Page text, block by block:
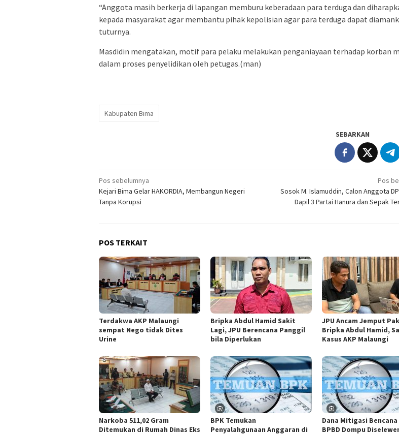
“Anggota masih berkerja di lapangan memburu keberadaan para terduga dan
kepada masyarakat agar membantu pihak kepolisian agar para terduga dapat
tuturnya.
Masdidin mengatakan, motif para pelaku melakukan penganiayaan terhadap korban
dalam proses penyelidikan oleh petugas.(man)
Kabupaten Bima
SEBARKAN
Navigasi
pos
Pos sebelumnya
Kejari Bima Gelar HAKORDIA, Membangun Negeri
Tanpa Korupsi
Pos
Sosok M. Islamuddin, Calon Anggota
Dapil 3 Partai Hanura dan Sepak
POS TERKAIT
Terdakwa AKP Malaungi
sempat Nego tidak Dites
Urine
Bripka Abdul Hamid Sakit
Lagi, JPU Berencana Panggil
bila Diperlukan
JPU Ancam Jemput
Bripka Abdul Hamid,
Kasus AKP Malaungi
Narkoba 511,02 Gram
Ditemukan di Rumah Dinas Eks
BPK Temukan
Penyalahgunaan Anggaran di
Dana Mitigasi Bencana
BPBD Dompu